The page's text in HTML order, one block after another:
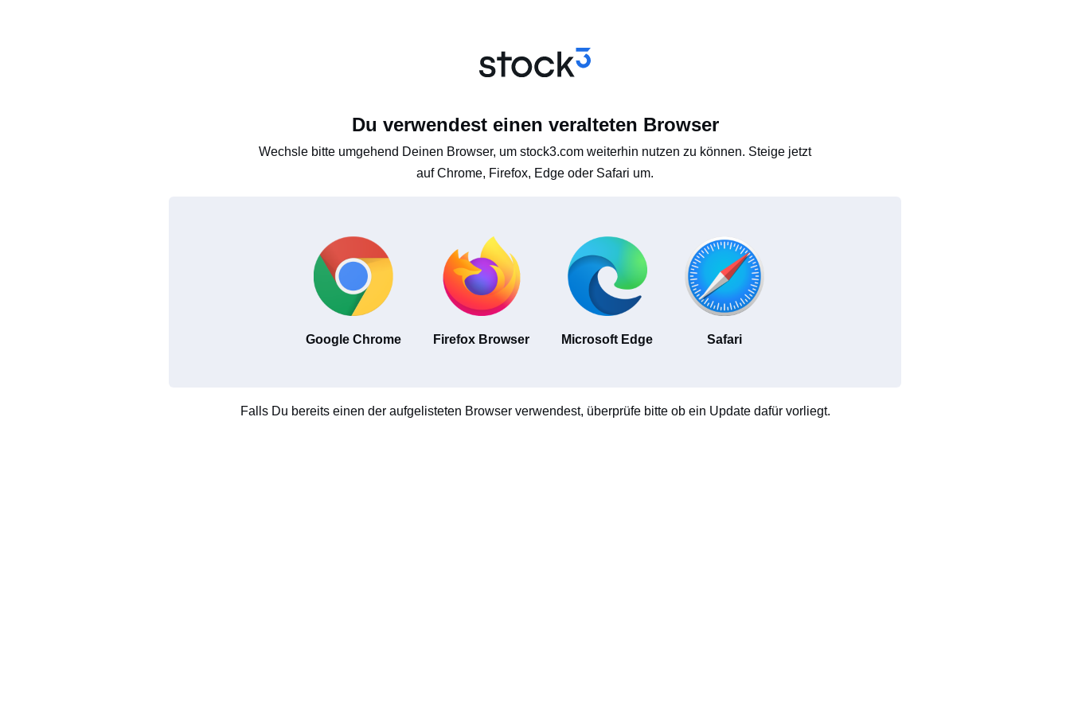
Du verwendest einen veralteten Browser
Wechsle bitte umgehend Deinen Browser, um stock3.com weiterhin nutzen zu können. Steige jetzt
auf Chrome, Firefox, Edge oder Safari um.
Google Chrome Firefox Browser Microsoft Edge Safari
Falls Du bereits einen der aufgelisteten Browser verwendest, überprüfe bitte ob ein Update dafür vorliegt.